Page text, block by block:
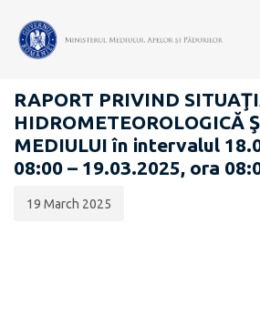
RAPOARTE ZILNICE STAREA MEDIULUI
RAPORT PRIVIND
HIDROMETEOROLOGICĂ
MEDIULUI în intervalul
08:00 – 19.03.2025, ora
publicării:
19 March 2025